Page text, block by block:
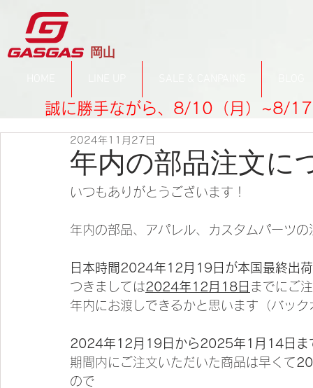
​岡山
誠に勝手ながら、8/10（月）~8/17
年内の部品注文に
2024年11月27日
いつもありがとうございます！
年内の部品、アパレル、カスタムパーツ
日本時間2024年12月19日が本国最終出
つきましては2024年12月18日 までにご
年内にお渡しできるかと思います（バッ
2024年12月19日から2025年1月14日ま
期間内にご注文いただいた商品は早くて
ので